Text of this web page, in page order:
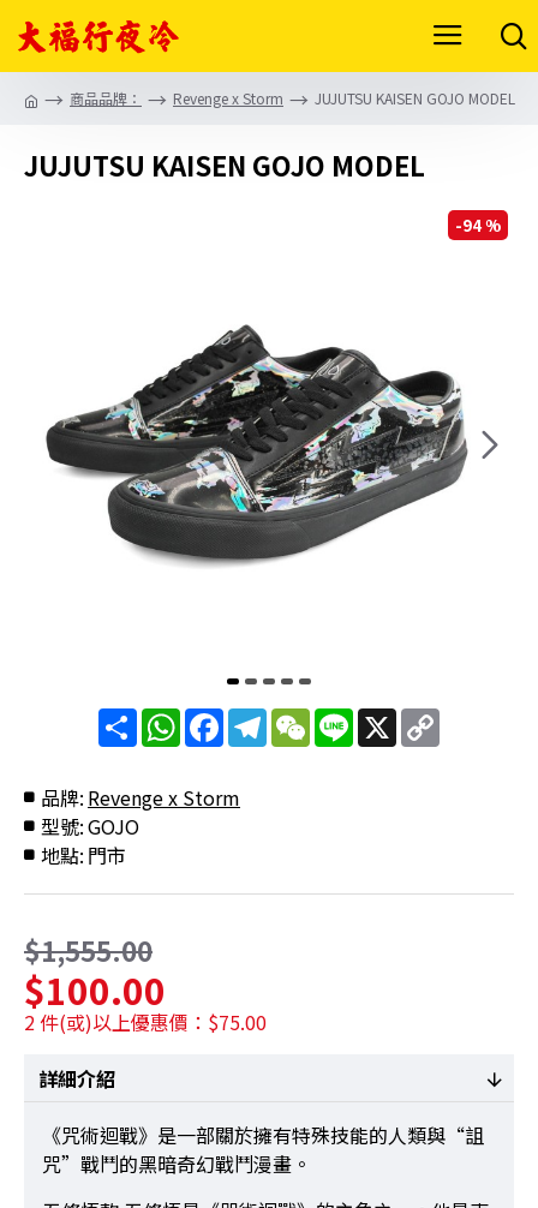
商品品牌： Revenge x Storm JUJUTSU KAISEN GOJO MODEL
JUJUTSU KAISEN GOJO MODEL
-94 %
分
享
WhatsAppFacebookTelegram
WeChat
Line X Copy
Link
品牌: Revenge x Storm
型號:GOJO
地點: 門市
$100.00
$1,555.00
2 件(或)以上優惠價：$75.00
詳細介紹
《咒術迴戰》是一部關於擁有特殊技能的人類與“詛
咒”戰鬥的黑暗奇幻戰鬥漫畫。